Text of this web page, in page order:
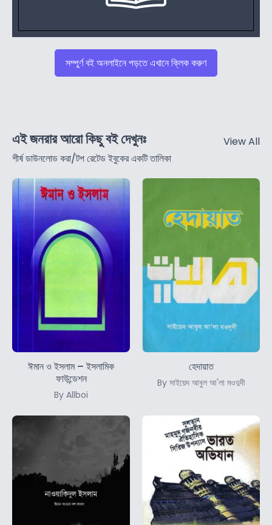
সম্পুর্ণ বই অনলাইনে পড়তে এখানে ক্লিক করুণ
এই জনরার আরো কিছু বই দেখুনঃ
শীর্ষ ডাউনলোড করা/টপ রেটেড ইবুকের একটি তালিকা
View All
ঈমান ও ইসলাম – ইসলামিক
ফাউন্ডেশন
By Allboi
হেদায়াত
By সাইয়েদ আবুল আ'লা মওদুদী